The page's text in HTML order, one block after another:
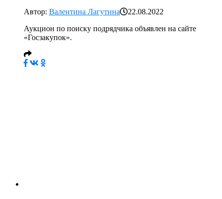
Автор: Валентина Лагутина
22.08.2022
Аукцион по поиску подрядчика объявлен на сайте
«Госзакупок».